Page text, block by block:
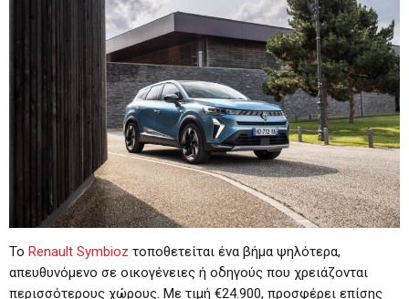
Το Renault Symbioz τοποθετείται ένα βήμα ψηλότερα,
απευθυνόμενο σε οικογένειες ή οδηγούς που χρειάζονται
περισσότερους χώρους. Με τιμή €24.900, προσφέρει επίσης